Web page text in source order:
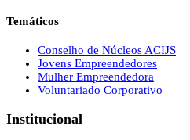
Temáticos
Conselho de Núcleos ACIJS
Jovens Empreendedores
Mulher Empreendedora
Voluntariado Corporativo
Institucional